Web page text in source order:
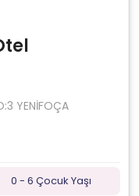
YENİFOÇA
0 - 6 Çocuk Yaşı